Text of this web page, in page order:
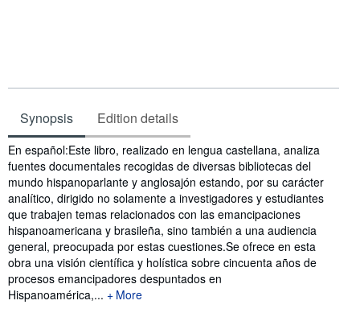
Synopsis Edition details
Synopsis
En español:Este libro, realizado en lengua castellana, analiza
fuentes documentales recogidas de diversas bibliotecas del
mundo hispanoparlante y anglosajón estando, por su carácter
analítico, dirigido no solamente a investigadores y estudiantes
que trabajen temas relacionados con las emancipaciones
hispanoamericana y brasileña, sino también a una audiencia
general, preocupada por estas cuestiones.Se ofrece en esta
obra una visión científica y holística sobre cincuenta años de
procesos emancipadores despuntados en
Hispanoamérica,...
More